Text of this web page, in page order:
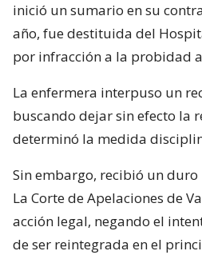
inició un sumario en su
año, fue destituida del
por infracción a la probidad
La enfermera interpuso un
buscando dejar sin efecto la
determinó la medida
Sin embargo, recibió un
La Corte de Apelaciones de
acción legal, negando el
de ser reintegrada en el